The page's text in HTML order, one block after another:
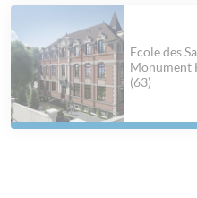
Ecole des
Monument
(63)